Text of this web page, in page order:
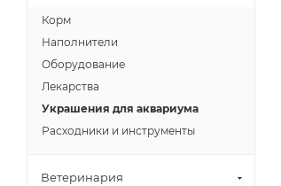
Корм
Наполнители
Оборудование
Лекарства
Украшения для аквариума
Расходники и инструменты
Ветеринария